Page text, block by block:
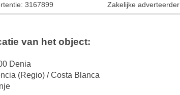
3167899 Zakelijke adverteerder
van het object:
Denia
(Regio) / Costa Blanca